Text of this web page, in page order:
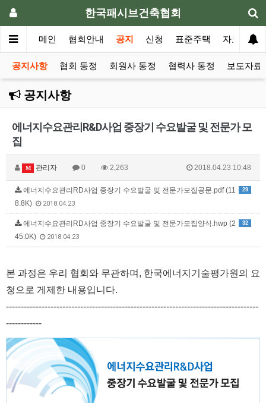
한국패시브건축협회
메인 협회안내 공지 신청 표준주택 자료실
공지사항 협회 동정 회원사 동정 협력사 동정 보도자료
공지사항
에너지수요관리R&D사업 중장기 수요발굴 및 전문가 모
집
M 관리자 0 2,263 2018.04.23 10:48
29
에너지수요관리RD사업 중장기 수요발굴 및 전문가모집공문.pdf (11
8.8K)
2018.04.23
32
에너지수요관리RD사업 중장기 수요발굴 및 전문가모집양식.hwp (2
45.0K)
2018.04.23
본 과정은 우리 협회와 무관하며, 한국에너지기술평가원의 요
청으로 게제한 내용입니다.
-------------------------------------------------------------------------------------
------------